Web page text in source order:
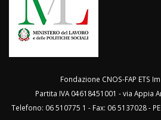
Fondazione CNOS-FAP ETS
Partita IVA 04618451001 - via Appia
Telefono: 06 510775 1 - Fax: 06 5137028 -